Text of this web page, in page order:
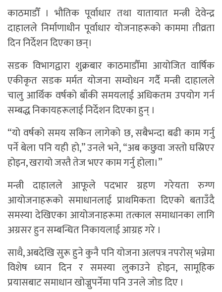
काठमाडौँ । भौतिक पूर्वाधार तथा यातायात मन्त्री देवेन्द्र
दाहालले निर्माणाधीन पूर्वाधार योजनाहरूको काममा तीव्रता
दिन निर्देशन दिएका छन्।
सडक विभागद्वारा शुक्रबार काठमाडौँमा आयोजित वार्षिक
एकीकृत सडक मर्मत योजना सम्वोधन गर्दै मन्त्री दाहालले
चालु आर्थिक वर्षको बाँकी समयलाई अधिकतम उपयोग गर्न
सम्बद्ध निकायहरूलाई निर्देशन दिएका हुन् ।
“यो वर्षको समय सकिन लागेको छ, सबैभन्दा बढी काम गर्नु
पर्ने बेला पनि यही हो,” उनले भने, “अब कछुवा जस्तो घस्रिएर
होइन, खरायो जस्तै तेज भएर काम गर्नु होला।”
मन्त्री दाहालले आफूले पदभार ग्रहण गरेयता रुग्ण
आयोजनाहरूको समाधानलाई प्राथमिकता दिएको बताउँदै
समस्या देखिएका आयोजनाहरूमा तत्काल समाधानका लागि
अग्रसर हुन सम्बन्धित निकायलाई आग्रह गरे ।
साथै, अबदेखि सुरू हुने कुनै पनि योजना अलपत्र नपरोस् भन्नेमा
विशेष ध्यान दिन र समस्या लुकाउने होइन, सामूहिक
प्रयासबाट समाधान खोज्नुपर्नेमा पनि उनले जोड दिए ।